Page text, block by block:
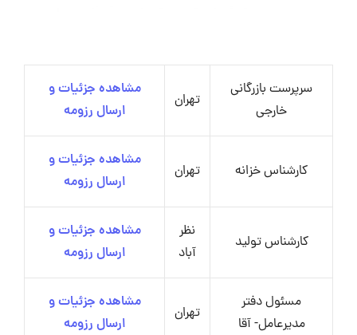
سرپرست بازرگانی
خارجی
تهران
مشاهده جزئیات و
ارسال رزومه
کارشناس خزانه تهران
مشاهده جزئیات و
ارسال رزومه
کارشناس تولید
نظر
آباد
مشاهده جزئیات و
ارسال رزومه
مسئول دفتر
مدیرعامل- آقا
تهران
مشاهده جزئیات و
ارسال رزومه